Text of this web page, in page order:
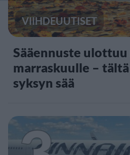
VIIHDEUUTISET
Sääennuste
marraskuulle –
syksyn sää